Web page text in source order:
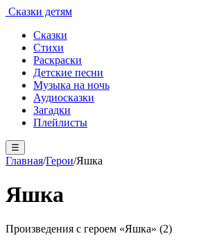
Сказки детям
Сказки
Стихи
Раскраски
Детские песни
Музыка на ночь
Аудиосказки
Загадки
Плейлисты
☰
Главная/Герои/Яшка
Яшка
Произведения с героем «Яшка» (2)